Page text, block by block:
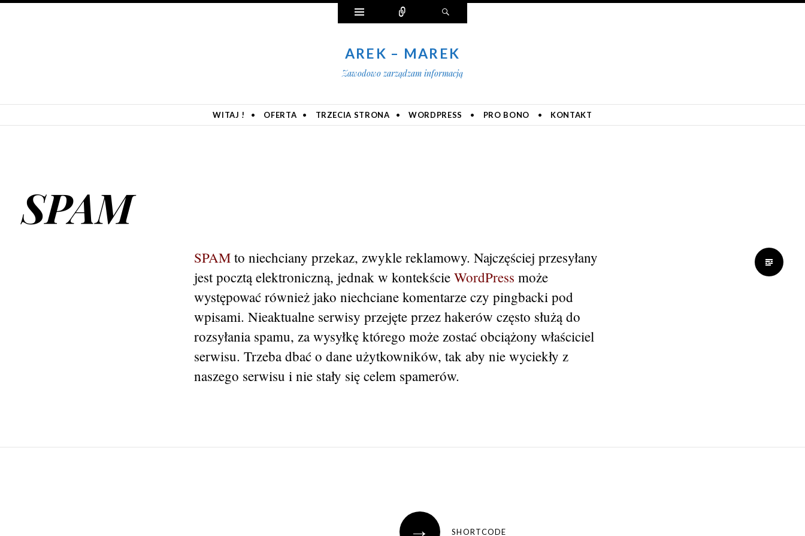
Widgety Połącz
AREK – MAREK
Zawodowo zarządzam informacją
WITAJ ! OFERTA TRZECIA STRONA WORDPRESS PRO BONO KONTAKT
SPAM
SPAM to niechciany przekaz, zwykle reklamowy. Najczęściej przesyłany
jest pocztą elektroniczną, jednak w kontekście WordPress może
występować również jako niechciane komentarze czy pingbacki pod
wpisami. Nieaktualne serwisy przejęte przez hakerów często służą do
rozsyłania spamu, za wysyłkę którego może zostać obciążony właściciel
serwisu. Trzeba dbać o dane użytkowników, tak aby nie wyciekły z
naszego serwisu i nie stały się celem spamerów.
→ SHORTCODE